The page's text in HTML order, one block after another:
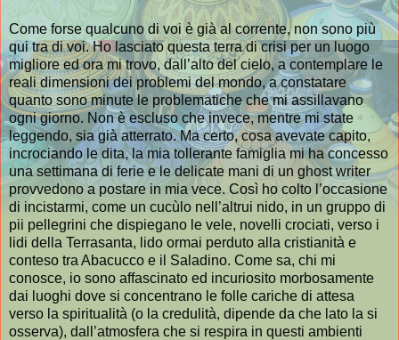
Come forse qualcuno di voi è già al corrente, non sono più
qui tra di voi. Ho lasciato questa terra di crisi per un luogo
migliore ed ora mi trovo, dall’alto del cielo, a contemplare le
reali dimensioni dei problemi del mondo, a constatare
quanto sono minute le problematiche che mi assillavano
ogni giorno. Non è escluso che invece, mentre mi state
leggendo, sia già atterrato. Ma certo, cosa avevate capito,
incrociando le dita, la mia tollerante famiglia mi ha concesso
una settimana di ferie e le delicate mani di un ghost writer
provvedono a postare in mia vece. Così ho colto l’occasione
di incistarmi, come un cucùlo nell’altrui nido, in un gruppo di
pii pellegrini che dispiegano le vele, novelli crociati, verso i
lidi della Terrasanta, lido ormai perduto alla cristianità e
conteso tra Abacucco e il Saladino. Come sa, chi mi
conosce, io sono affascinato ed incuriosito morbosamente
dai luoghi dove si concentrano le folle cariche di attesa
verso la spiritualità (o la credulità, dipende da che lato la si
osserva), dall’atmosfera che si respira in questi ambienti